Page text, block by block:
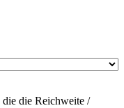
die Reichweite /